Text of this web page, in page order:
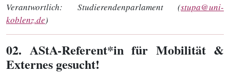
Verantwortlich: Studierendenparlament (stupa@uni-
koblenz.de)
02. AStA-Referent*in für Mobilität &
Externes gesucht!